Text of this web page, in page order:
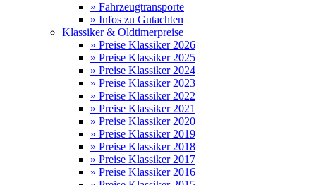
» Fahrzeugtransporte
» Infos zu Gutachten
Klassiker & Oldtimerpreise
» Preise Klassiker 2026
» Preise Klassiker 2025
» Preise Klassiker 2024
» Preise Klassiker 2023
» Preise Klassiker 2022
» Preise Klassiker 2021
» Preise Klassiker 2020
» Preise Klassiker 2019
» Preise Klassiker 2018
» Preise Klassiker 2017
» Preise Klassiker 2016